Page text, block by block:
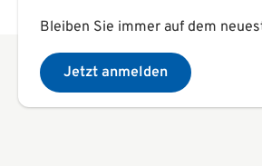
Bleiben Sie immer auf dem
Jetzt anmelden